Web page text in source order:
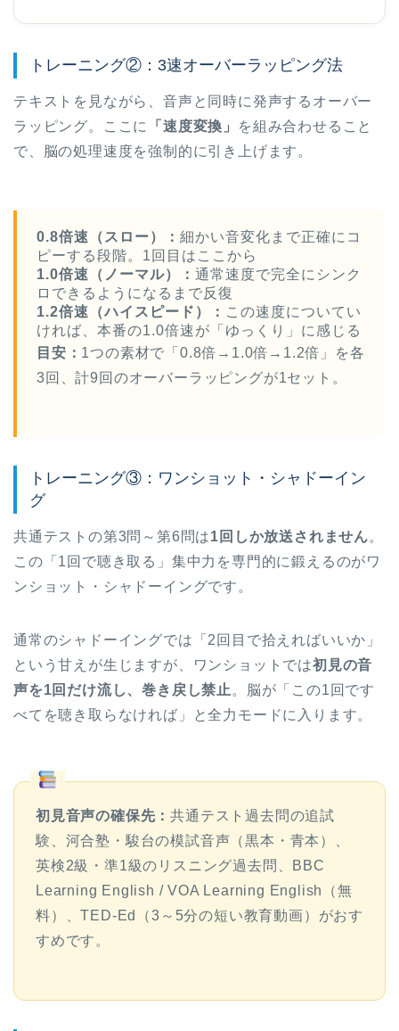
トレーニング②：3速オーバーラッピング法
テキストを見ながら、音声と同時に発声するオーバー
ラッピング。ここに
「速度変換」
を組み合わせること
で、脳の処理速度を強制的に引き上げます。
0.8倍速（スロー）： 細かい音変化まで正確にコ
ピーする段階。1回目はここから
1.0倍速（ノーマル）： 通常速度で完全にシンク
ロできるようになるまで反復
1.2倍速（ハイスピード）： この速度についてい
ければ、本番の1.0倍速が「ゆっくり」に感じる
目安： 1つの素材で「0.8倍→1.0倍→1.2倍」を各
3回、計9回のオーバーラッピングが1セット。
トレーニング③：ワンショット・シャドーイン
グ
共通テストの第3問～第6問は1回しか放送されません。
この「1回で聴き取る」集中力を専門的に鍛えるのがワ
ンショット・シャドーイングです。
通常のシャドーイングでは「2回目で拾えればいいか」
という甘えが生じますが、ワンショットでは初見の音
声を1回だけ流し、巻き戻し禁止 。脳が「この1回です
べてを聴き取らなければ」と全力モードに入ります。
初見音声の確保先：共通テスト過去問の追試
験、河合塾・駿台の模試音声（黒本・青本）、
英検2級・準1級のリスニング過去問、BBC
Learning English / VOA Learning English（無
料）、TED-Ed（3～5分の短い教育動画）がおす
すめです。